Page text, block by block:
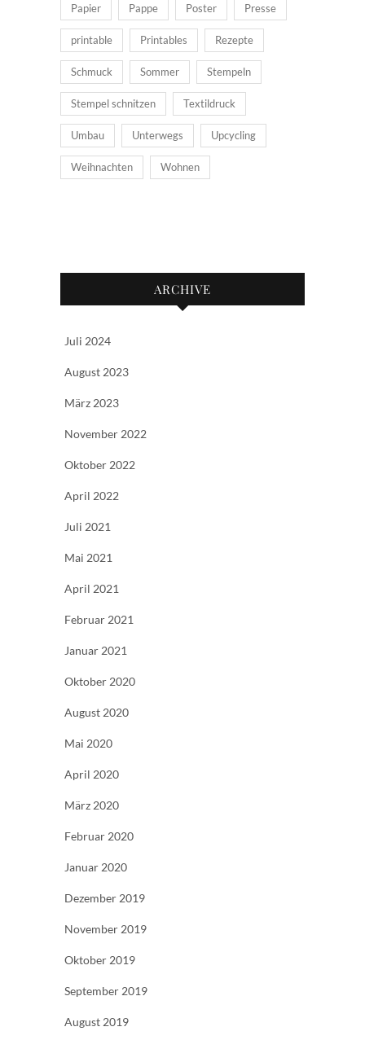
Papier Pappe Poster Presse
printable Printables Rezepte
Schmuck Sommer Stempeln
Stempel schnitzen Textildruck
Umbau Unterwegs Upcycling
Weihnachten Wohnen
ARCHIVE
Juli 2024
August 2023
März 2023
November 2022
Oktober 2022
April 2022
Juli 2021
Mai 2021
April 2021
Februar 2021
Januar 2021
Oktober 2020
August 2020
Mai 2020
April 2020
März 2020
Februar 2020
Januar 2020
Dezember 2019
November 2019
Oktober 2019
September 2019
August 2019